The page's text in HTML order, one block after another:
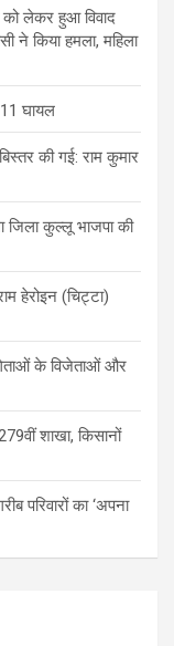
को लेकर हुआ विवाद
ने किया हमला, महिला
11 घायल
की गई: राम कुमार
जिला कुल्लू भाजपा की
हेरोइन (चिट्टा)
के विजेताओं और
शाखा, किसानों
परिवारों का ‘अपना